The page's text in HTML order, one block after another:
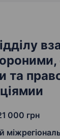
та
000 грн